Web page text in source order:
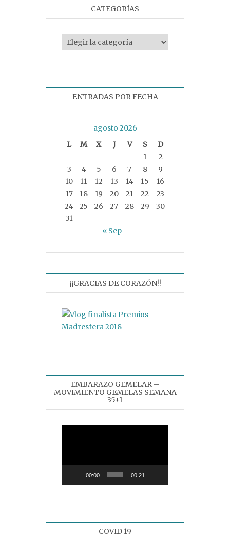
CATEGORÍAS
Categorías
ENTRADAS POR FECHA
agosto 2026
L
M X J V S
D
1
2
3
4 5 6 7 8
9
10
11 12 13 14 15
16
17
18 19 20 21 22
23
24
25 26 27 28 29
30
31
« Sep
¡¡GRACIAS DE CORAZÓN!!
EMBARAZO GEMELAR –
MOVIMIENTO GEMELAS SEMANA
35+1
00:00 00:21
COVID 19